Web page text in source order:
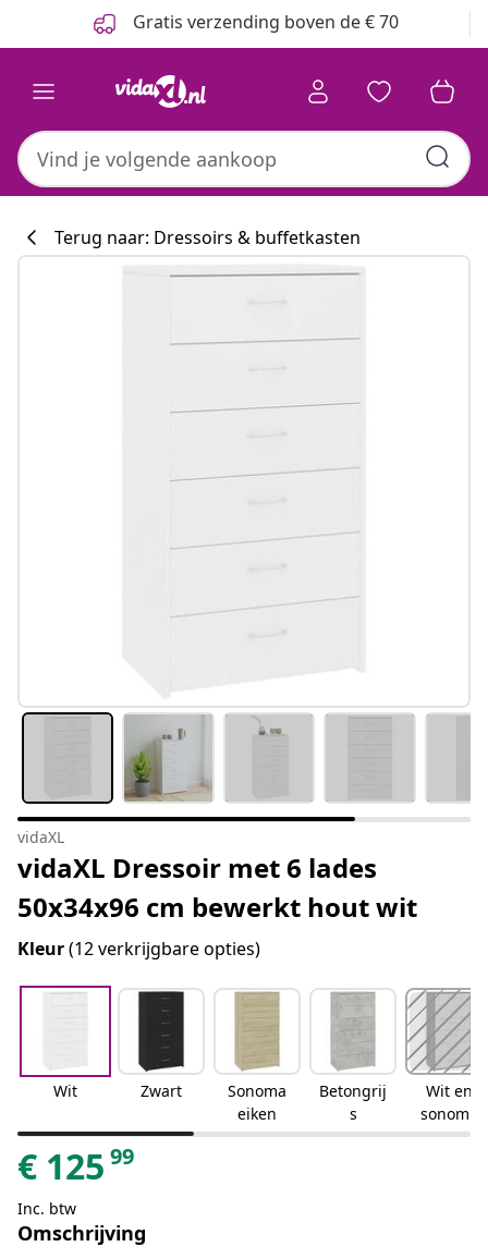
Gratis verzending boven de € 70
Terug naar: Dressoirs & buffetkasten
vidaXL
vidaXL Dressoir met 6 lades
50x34x96 cm bewerkt hout wit
Kleur(12 verkrijgbare opties)
Wit Zwart
Sonoma
eiken
Betongrij
s
Wit en
sonoma
eiken
€ 125 99
Inc. btw
Omschrijving